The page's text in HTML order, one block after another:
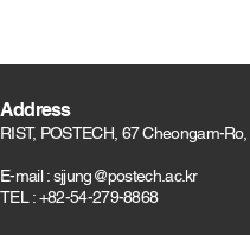
Address
RIST, POSTECH, 67 Cheongam-
E-mail :sjjung@postech.ac.kr
TEL : +82-54-279-8868